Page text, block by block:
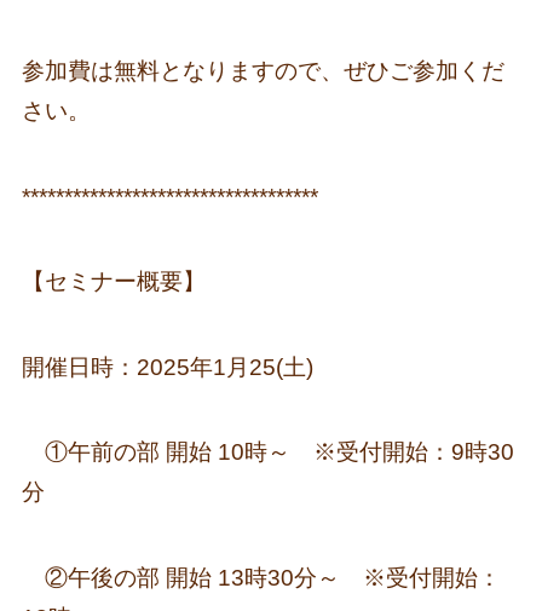
参加費は無料となりますので、ぜひご参加くだ
さい。
***********************************
【セミナー概要】
開催日時：2025年1月25(土)
①午前の部 開始 10時～ ※受付開始：9時30
分
②午後の部 開始 13時30分～ ※受付開始：